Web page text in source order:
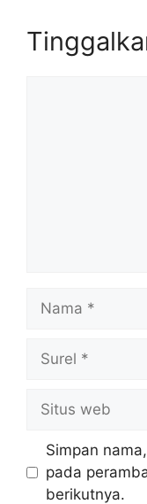
web
Simpan
pada
berikutnya.